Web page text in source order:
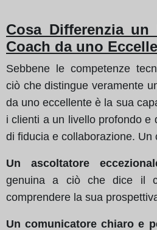
Cosa Differenzia
Coach da uno
Sebbene le competenze
ciò che distingue veramente
da uno eccellente è la sua
i clienti a un livello profondo e
di fiducia e collaborazione. Un
Un ascoltatore
genuina a ciò che dice il
comprendere la sua
Un comunicatore chiaro e